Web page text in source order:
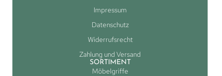
Impressum
Datenschutz
Widerrufsrecht
Zahlung und Versand
SORTIMENT
Möbelgriffe